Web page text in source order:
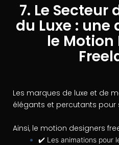
7. Le Secteur
du Luxe :
le Motion
Les marques de luxe et de
élégants et percutants pour
Ainsi, le motion designers
✔️ Les animations pour